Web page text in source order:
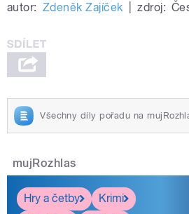
autor: Zdeněk Zajíček zdroj:
Všechny díly pořadu na
mujRozhlas
Hry a četby
Krimi